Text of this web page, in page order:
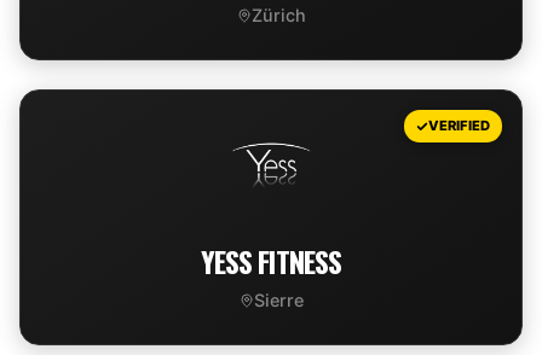
Zürich
VIEW DEAL
VERIFIED
YESS FITNESS
Sierre